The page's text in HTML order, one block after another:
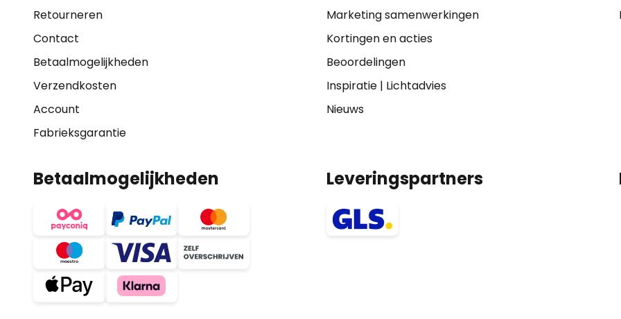
Retourneren
Contact
Betaalmogelijkheden
Verzendkosten
Account
Fabrieksgarantie
Marketing samenwerkingen
Kortingen en acties
Beoordelingen
Inspiratie| Lichtadvies
Nieuws
Betaalmogelijkheden Leveringspartners